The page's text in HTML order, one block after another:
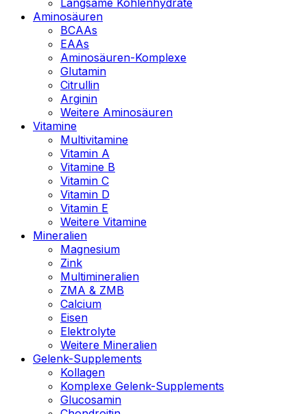
Aminosäuren
BCAAs
EAAs
Aminosäuren-Komplexe
Glutamin
Citrullin
Arginin
Weitere Aminosäuren
Vitamine
Multivitamine
Vitamin A
Vitamine B
Vitamin C
Vitamin D
Vitamin E
Weitere Vitamine
Mineralien
Magnesium
Zink
Multimineralien
ZMA & ZMB
Calcium
Eisen
Elektrolyte
Weitere Mineralien
Gelenk-Supplements
Kollagen
Komplexe Gelenk-Supplements
Glucosamin